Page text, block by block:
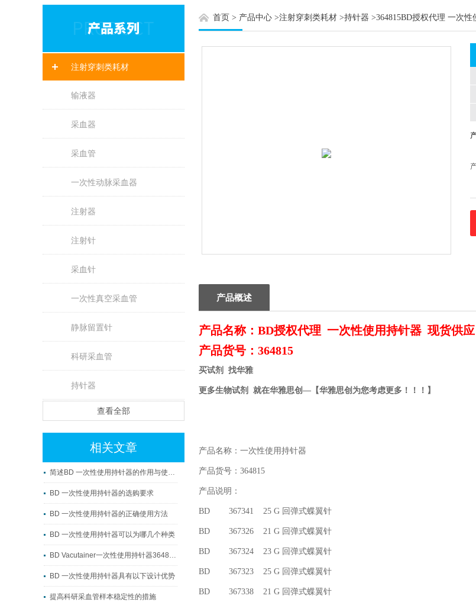
注射穿刺类耗材
输液器
采血器
采血管
一次性动脉采血器
注射器
注射针
采血针
一次性真空采血管
静脉留置针
科研采血管
持针器
查看全部
相关文章
简述BD 一次性使用持针器的作用与使用要求
BD 一次性使用持针器的选购要求
BD 一次性使用持针器的正确使用方法
BD 一次性使用持针器可以为哪几个种类
BD Vacutainer一次性使用持针器364815：13/16mm双管径通用
BD 一次性使用持针器具有以下设计优势
提高科研采血管样本稳定性的措施
首页 > 产品中心 >注射穿刺类耗材 >持针器 >364815BD授权代理 一次
产品概述
产品名称：BD授权代理 一次性使用持针器 现货
产品货号：364815
买试剂 找华雅
更多生物试剂 就在华雅思创—【华雅思创为您考虑更多！！！】
产品名称：一次性使用持针器
产品货号：364815
产品说明：
BD 367341 25 G 回弹式蝶翼针
BD 367326 21 G 回弹式蝶翼针
BD 367324 23 G 回弹式蝶翼针
BD 367323 25 G 回弹式蝶翼针
BD 367338 21 G 回弹式蝶翼针